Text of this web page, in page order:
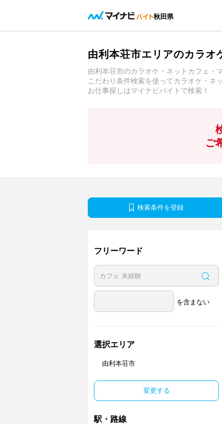
秋田県
由利本荘市エリアのカラオ
由利本荘市のカラオケ・ネットカフェ・
こだわり条件検索を使ってカラオケ・ネ
お仕事探しはマイナビバイトで検索！
ご
検索条件を登録
フリーワード
を含まない
選択エリア
由利本荘市
変更する
駅・路線